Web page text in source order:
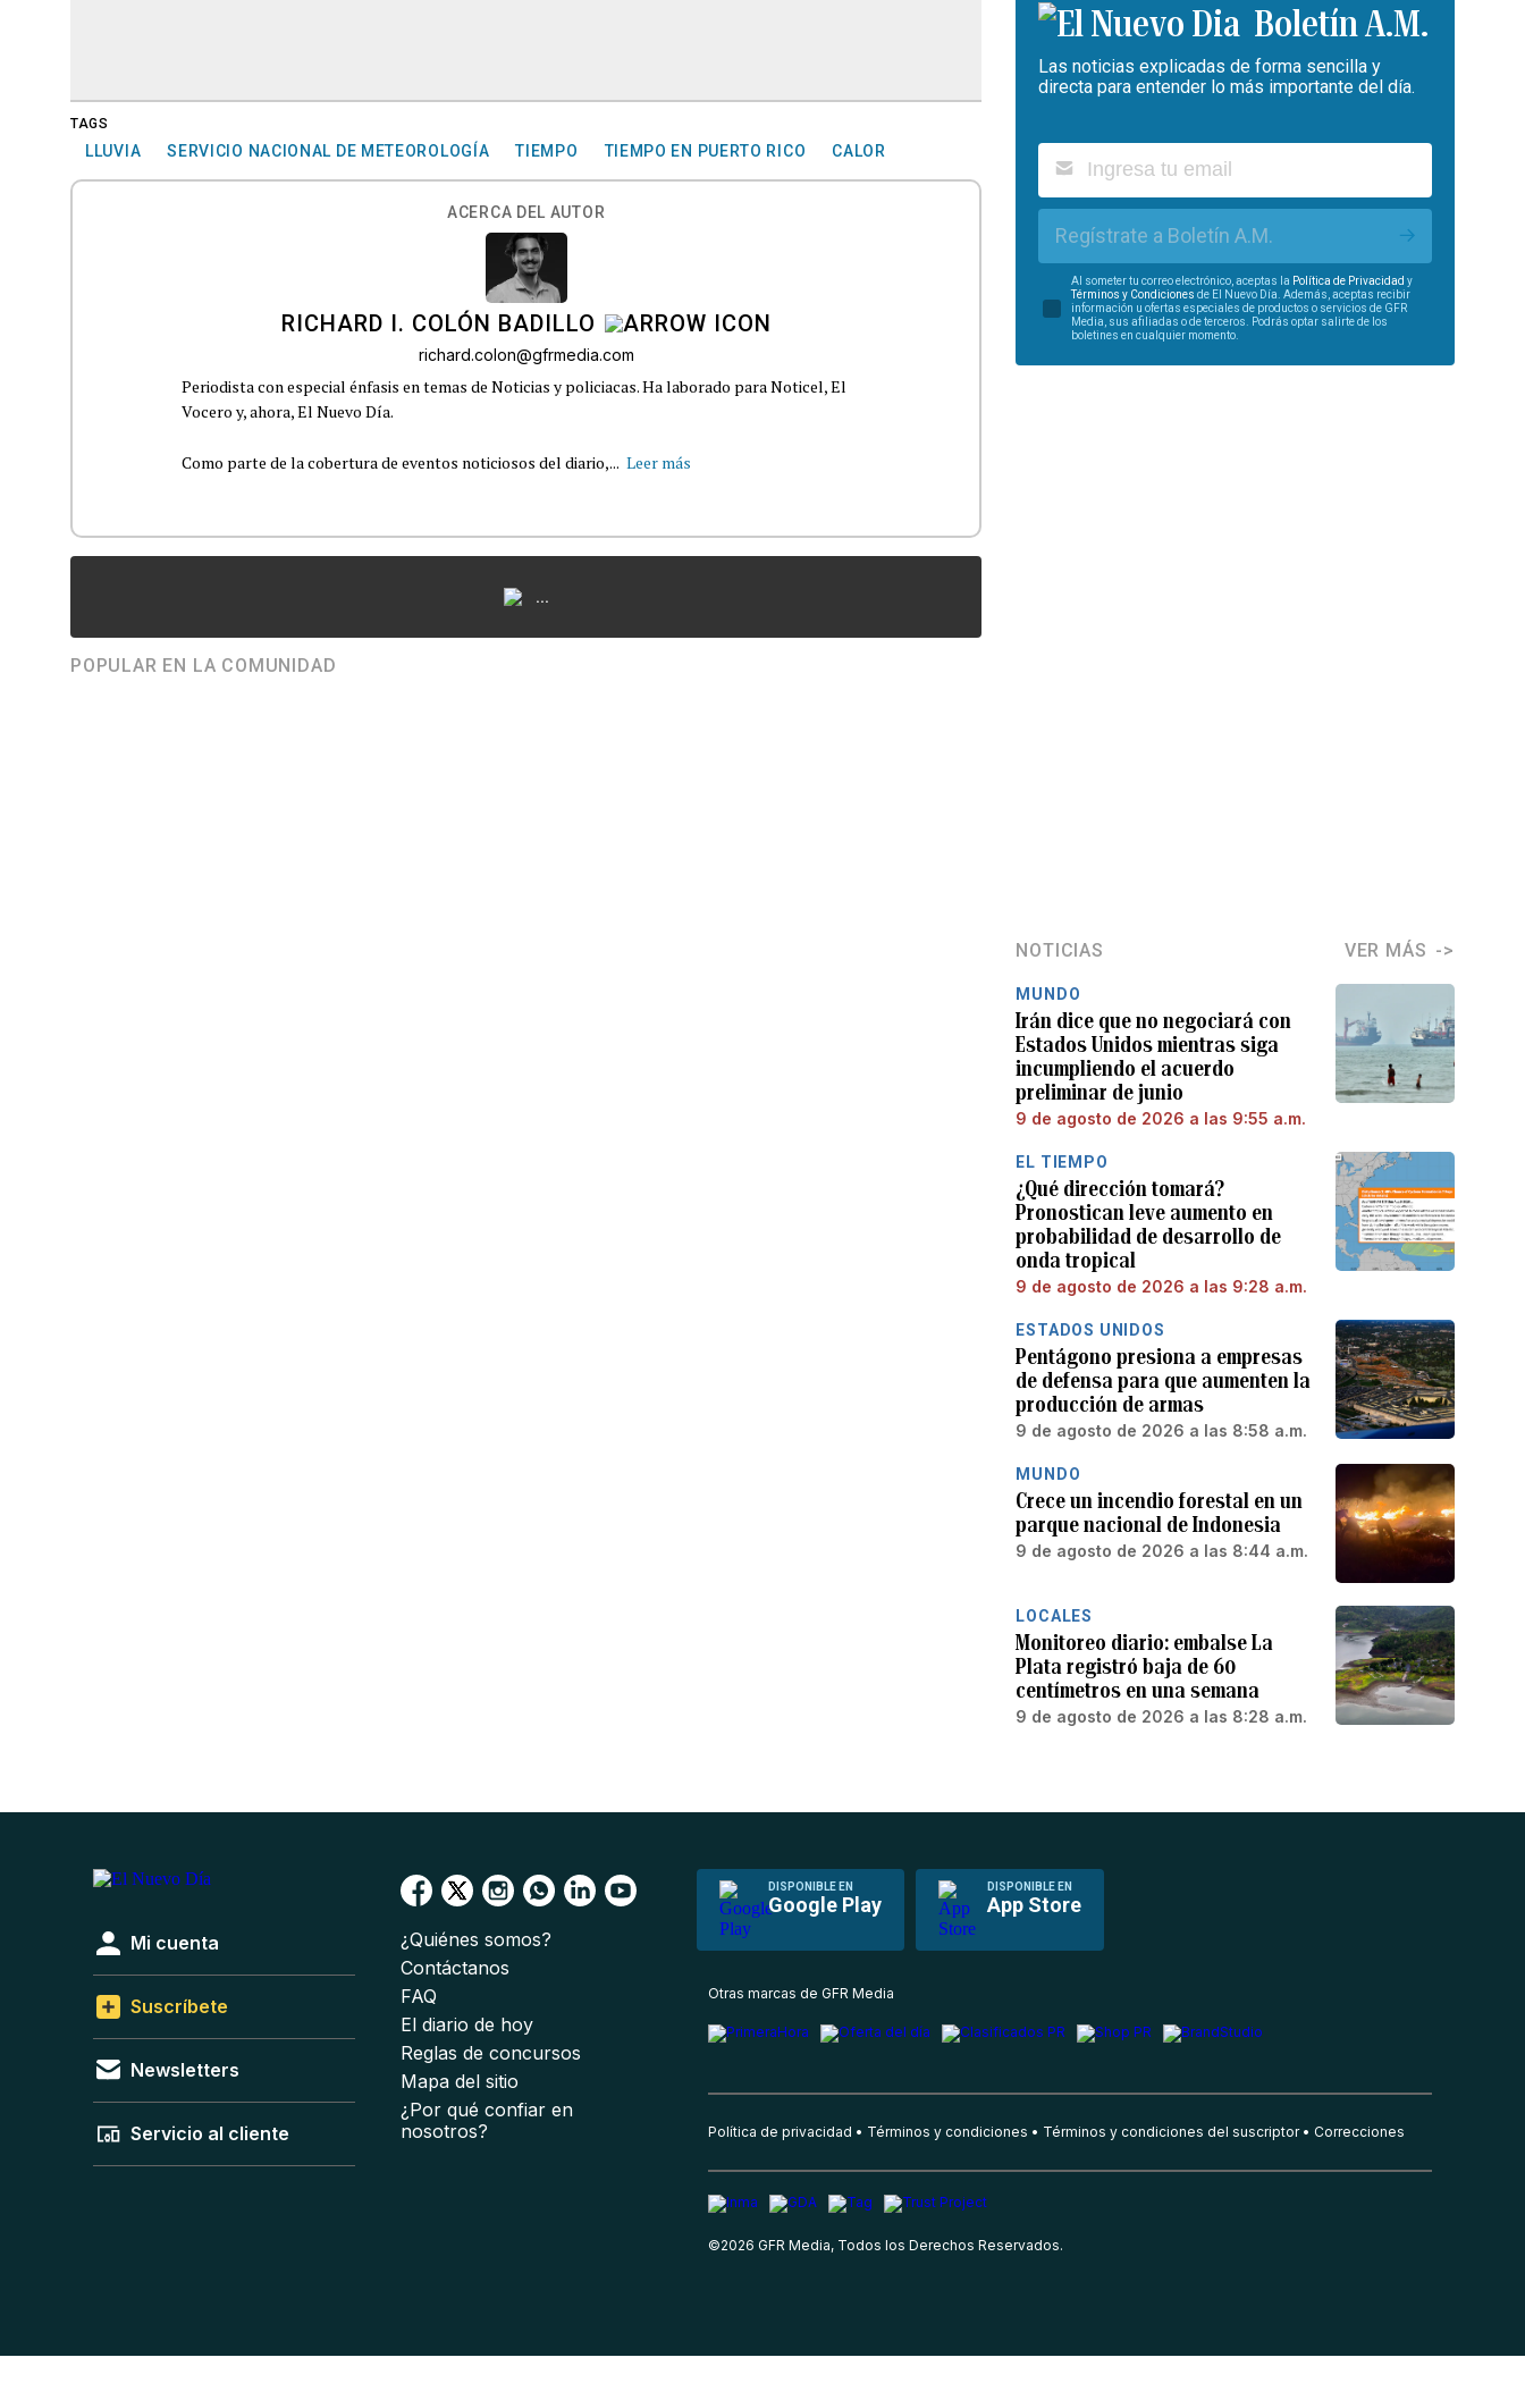
TAGS
LLUVIA SERVICIO NACIONAL DE METEOROLOGÍA TIEMPO TIEMPO EN PUERTO RICO CALOR
ACERCA DEL AUTOR
RICHARD I. COLÓN BADILLO
richard.colon@gfrmedia.com
Periodista con especial énfasis en temas de Noticias y policiacas. Ha laborado para Noticel, El
Vocero y, ahora, El Nuevo Día.
Como parte de la cobertura de eventos noticiosos del diario,... Leer más
...
POPULAR EN LA COMUNIDAD
Boletín A.M.
Las noticias explicadas de forma sencilla y
directa para entender lo más importante del día.
Regístrate a Boletín A.M.
Al someter tu correo electrónico, aceptas la Política de Privacidad y
Términos y Condiciones de El Nuevo Día. Además, aceptas recibir
información u ofertas especiales de productos o servicios de GFR
Media, sus afiliadas o de terceros. Podrás optar salirte de los
boletines en cualquier momento.
NOTICIAS VER MÁS
MUNDO
Irán dice que no negociará con
Estados Unidos mientras siga
incumpliendo el acuerdo
preliminar de junio
9 de agosto de 2026 a las 9:55 a.m.
EL TIEMPO
¿Qué dirección tomará?
Pronostican leve aumento en
probabilidad de desarrollo de
onda tropical
9 de agosto de 2026 a las 9:28 a.m.
ESTADOS UNIDOS
Pentágono presiona a empresas
de defensa para que aumenten la
producción de armas
9 de agosto de 2026 a las 8:58 a.m.
MUNDO
Crece un incendio forestal en un
parque nacional de Indonesia
9 de agosto de 2026 a las 8:44 a.m.
LOCALES
Monitoreo diario: embalse La
Plata registró baja de 60
centímetros en una semana
9 de agosto de 2026 a las 8:28 a.m.
DISPONIBLE EN
Google Play
DISPONIBLE EN
App Store
Mi cuenta
Suscríbete
Newsletters
Servicio al cliente
¿Quiénes somos?
Contáctanos
FAQ
El diario de hoy
Reglas de concursos
Mapa del sitio
¿Por qué confiar en
nosotros?
Otras marcas de GFR Media
Política de privacidad Términos y condiciones Términos y condiciones del suscriptor Correcciones
©2026 GFR Media, Todos los Derechos Reservados.